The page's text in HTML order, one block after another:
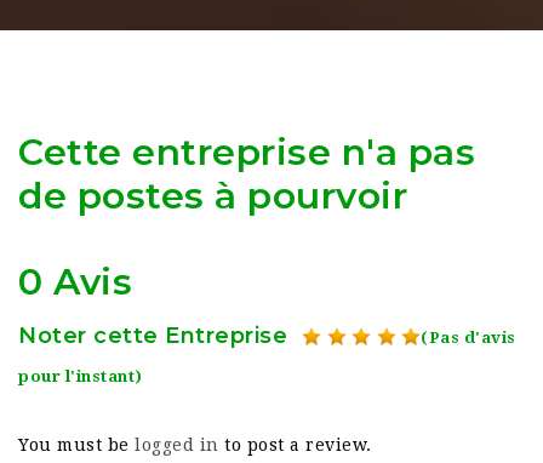
Cette entreprise n'a pas
de postes à pourvoir
0 Avis
Noter cette Entreprise (Pas d'avis
pour l'instant)
You must be logged in to post a review.